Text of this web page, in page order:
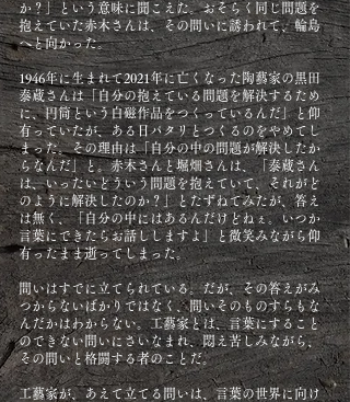
か？」という意味に聞こえた。おそらく同じ問題を
抱えていた赤木さんは、その問いに誘われて、輪島
へと向かった。
1946年に生まれて2021年に亡くなった陶藝家の黒田
泰蔵さんは「自分の抱えている問題を解決するため
に、円筒という白磁作品をつくっているんだ」と仰
有っていたが、ある日パタリとつくるのをやめてし
まった。その理由は「自分の中の問題が解決したか
らなんだ」と。赤木さんと堀畑さんは、「泰蔵さん
は、いったいどういう問題を抱えていて、それがど
のように解決したのか？」とたずねてみたが、答え
は無く、「自分の中にはあるんだけどねぇ。いつか
言葉にできたらお話ししますよ」と微笑みながら仰
有ったまま逝ってしまった。
問いはすでに立てられている。だが、その答えがみ
つからないばかりではなく、問いそのものすらもな
んだかはわからない。工藝家とは、言葉にすること
のできない問いにさいなまれ、悶え苦しみながら、
その問いと格闘する者のことだ。
工藝家が、あえて立てる問いは、言葉の世界に向け